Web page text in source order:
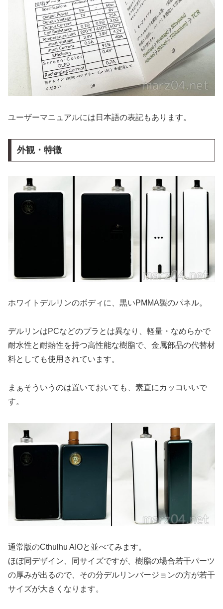
ユーザーマニュアルには日本語の表記もあります。
外観・特徴
ホワイトデルリンのボディに、黒いPMMA製のパネル。
デルリンはPCなどのプラとは異なり、軽量・なめらかで
耐水性と耐熱性を持つ高性能な樹脂で、金属部品の代替材
料としても使用されています。
まぁそういうのは置いておいても、素直にカッコいいで
す。
通常版のCthulhu AIOと並べてみます。
ほぼ同デザイン、同サイズですが、樹脂の場合若干パーツ
の厚みが出るので、その分デルリンバージョンの方が若干
サイズが大きくなります。